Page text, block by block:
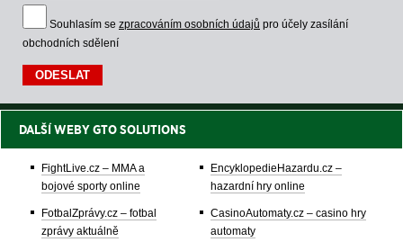
Souhlasím se zpracováním osobních údajů pro účely zasílání
obchodních sdělení
DALŠÍ WEBY GTO SOLUTIONS
FightLive.cz – MMA a
bojové sporty online
FotbalZprávy.cz – fotbal
zprávy aktuálně
EncyklopedieHazardu.cz –
hazardní hry online
CasinoAutomaty.cz – casino hry
automaty